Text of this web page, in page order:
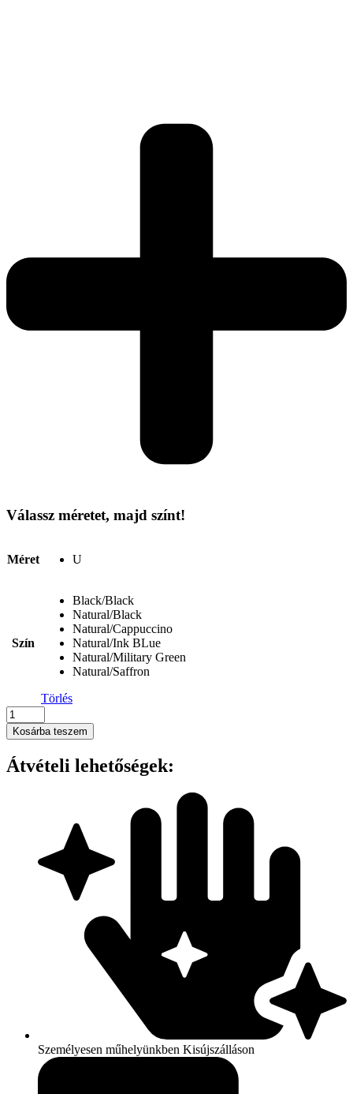
Válassz méretet, majd színt!
Méret U
Szín
Black/Black
Natural/Black
Natural/Cappuccino
Natural/Ink BLue
Natural/Military Green
Natural/Saffron
Törlés
Kimood
-
100%
NATURAL
YARN
Kosárba teszem
Átvételi lehetőségek:
Személyesen műhelyünkben Kisújszálláson